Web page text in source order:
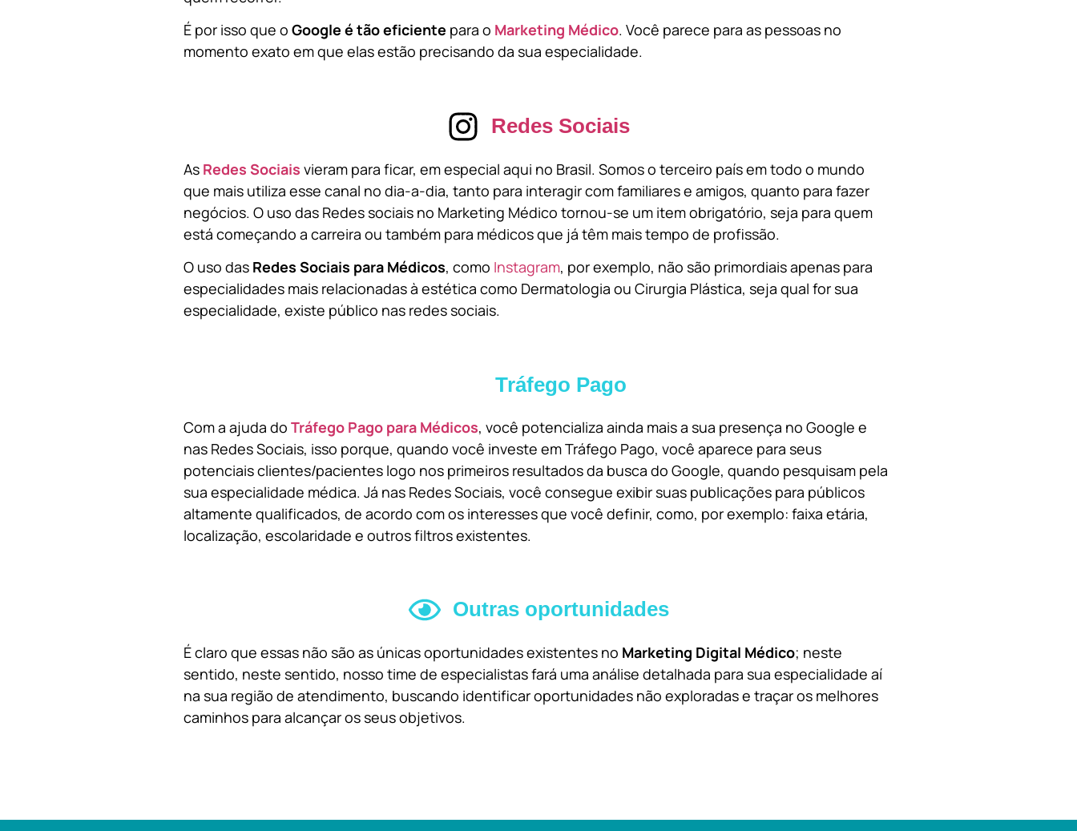
É por isso que o Google é tão eficiente para o Marketing Médico. Você parece para as pessoas no
momento exato em que elas estão precisando da sua especialidade.
Redes Sociais
As Redes Sociais vieram para ficar, em especial aqui no Brasil. Somos o terceiro país em todo o mundo
que mais utiliza esse canal no dia-a-dia, tanto para interagir com familiares e amigos, quanto para fazer
negócios. O uso das Redes sociais no Marketing Médico tornou-se um item obrigatório, seja para quem
está começando a carreira ou também para médicos que já têm mais tempo de profissão.
O uso das Redes Sociais para Médicos, como Instagram, por exemplo, não são primordiais apenas para
especialidades mais relacionadas à estética como Dermatologia ou Cirurgia Plástica, seja qual for sua
especialidade, existe público nas redes sociais.
Tráfego Pago
Com a ajuda do Tráfego Pago para Médicos, você potencializa ainda mais a sua presença no Google e
nas Redes Sociais, isso porque, quando você investe em Tráfego Pago, você aparece para seus
potenciais clientes/pacientes logo nos primeiros resultados da busca do Google, quando pesquisam pela
sua especialidade médica. Já nas Redes Sociais, você consegue exibir suas publicações para públicos
altamente qualificados, de acordo com os interesses que você definir, como, por exemplo: faixa etária,
localização, escolaridade e outros filtros existentes.
Outras oportunidades
É claro que essas não são as únicas oportunidades existentes no Marketing Digital Médico; neste
sentido, neste sentido, nosso time de especialistas fará uma análise detalhada para sua especialidade aí
na sua região de atendimento, buscando identificar oportunidades não exploradas e traçar os melhores
caminhos para alcançar os seus objetivos.